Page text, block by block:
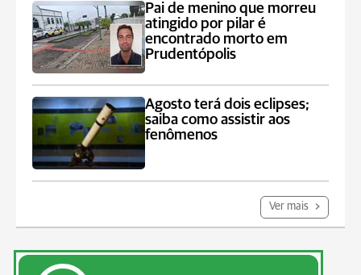
Pai de menino que morreu
atingido por pilar é
encontrado morto em
Prudentópolis
Agosto terá dois eclipses;
saiba como assistir aos
fenômenos
Ver mais